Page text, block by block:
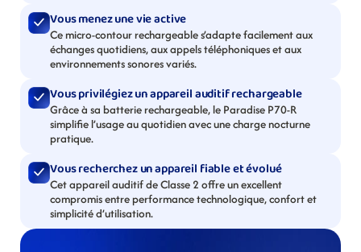
Vous menez une vie active
Ce micro-contour rechargeable s’adapte facilement aux
échanges quotidiens, aux appels téléphoniques et aux
environnements sonores variés.
Vous privilégiez un appareil auditif rechargeable
Grâce à sa batterie rechargeable, le Paradise P70-R
simplifie l’usage au quotidien avec une charge nocturne
pratique.
Vous recherchez un appareil fiable et évolué
Cet appareil auditif de Classe 2 offre un excellent
compromis entre performance technologique, confort et
simplicité d’utilisation.